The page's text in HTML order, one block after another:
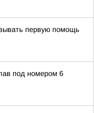
первую помощь
под номером 6